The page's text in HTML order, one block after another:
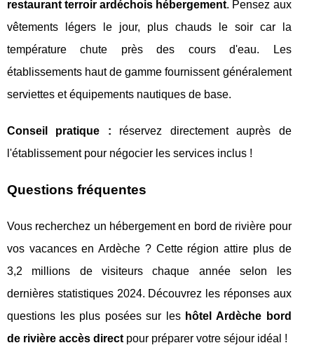
restaurant terroir ardéchois hébergement. Pensez aux
vêtements légers le jour, plus chauds le soir car la
température chute près des cours d'eau. Les
établissements haut de gamme fournissent généralement
serviettes et équipements nautiques de base.
Conseil pratique : réservez directement auprès de
l'établissement pour négocier les services inclus !
Questions fréquentes
Vous recherchez un hébergement en bord de rivière pour
vos vacances en Ardèche ? Cette région attire plus de
3,2 millions de visiteurs chaque année selon les
dernières statistiques 2024. Découvrez les réponses aux
questions les plus posées sur les hôtel Ardèche bord
de rivière accès direct pour préparer votre séjour idéal !